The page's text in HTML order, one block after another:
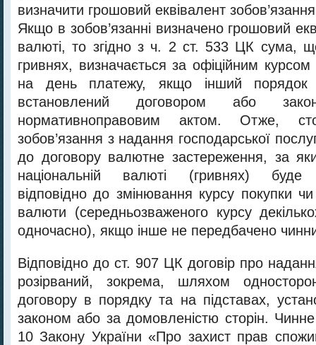
визначити грошовий еквівалент
Якщо в зобов’язанні визначено грошовий
валюті, то згідно з ч. 2 ст. 533 ЦК сума,
гривнях, визначається за офіційним курсом
на день платежу, якщо інший порядок
встановлений договором або
нормативноправовим актом. Отже,
зобов’язання з надання господарської
до договору валютне застереження, за
національній валюті (гривнях) буде
відповідно до змінювання курсу покупки
валюти (середньозваженого курсу
одночасно), якщо інше не передбачено
Відповідно до ст. 907 ЦК договір про
розірваний, зокрема, шляхом
договору в порядку та на підставах,
законом або за домовленістю сторін.
10 Закону України «Про захист прав